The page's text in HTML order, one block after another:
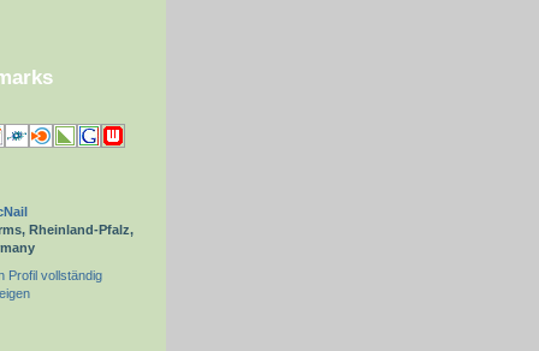
Rheinland-Pfalz,
Profil vollständig